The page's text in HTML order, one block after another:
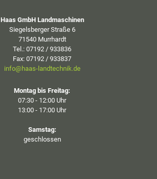
Haas GmbH Landmaschinen
Siegelsberger Straße 6
71540 Murrhardt
Tel.: 07192 / 933836
Fax: 07192 / 933837
info@haas-landtechnik.de
Montag bis Freitag:
07:30 - 12:00 Uhr
13:00 - 17:00 Uhr
Samstag:
geschlossen